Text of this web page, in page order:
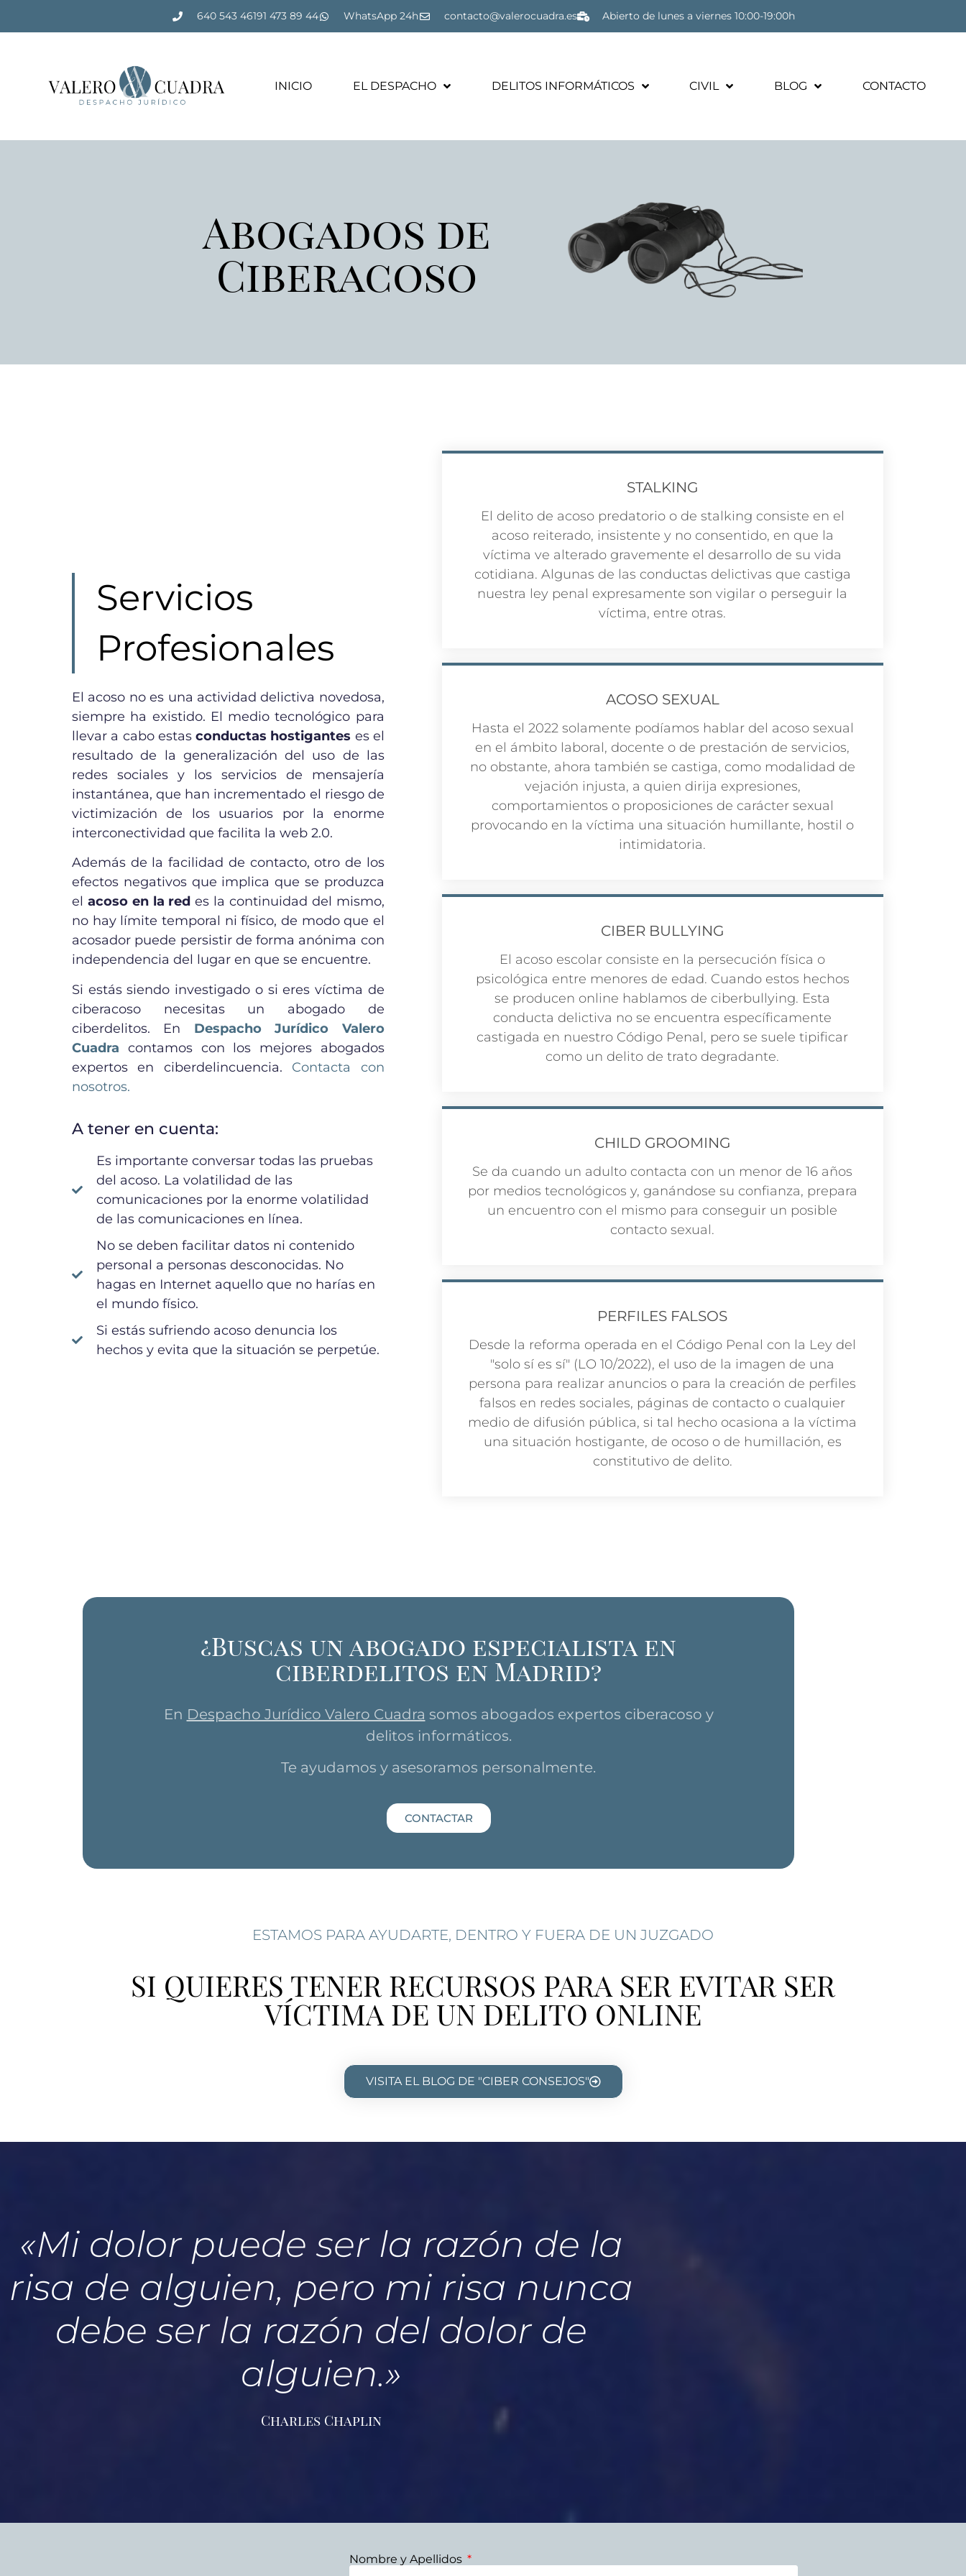
640 543 46191 473 89 44 WhatsApp 24h contacto@valerocuadra.es Abierto de lunes a viernes 10:00-19:00h
INICIO EL DESPACHO DELITOS INFORMÁTICOS CIVIL BLOG CONTACTO
Abogados de
Ciberacoso
Servicios
Profesionales
El acoso no es una actividad delictiva novedosa,
siempre ha existido. El medio tecnológico para
llevar a cabo estasconductas hostigantes es el
resultado de la generalización del uso de las
redes sociales y los servicios de mensajería
instantánea, que han incrementado el riesgo de
victimización de los usuarios por la enorme
interconectividad que facilita la web 2.0.
Además de la facilidad de contacto, otro de los
efectos negativos que implica que se produzca
el acoso en la red es la continuidad del mismo,
no hay límite temporal ni físico, de modo que el
acosador puede persistir de forma anónima con
independencia del lugar en que se encuentre.
Si estás siendo investigado o si eres víctima de
ciberacoso necesitas un abogado de
ciberdelitos. En Despacho Jurídico Valero
Cuadra contamos con los mejores abogados
expertos en ciberdelincuencia. Contacta con
nosotros.
A tener en cuenta:
Es importante conversar todas las pruebas
del acoso. La volatilidad de las
comunicaciones por la enorme volatilidad
de las comunicaciones en línea.
No se deben facilitar datos ni contenido
personal a personas desconocidas. No
hagas en Internet aquello que no harías en
el mundo físico.
Si estás sufriendo acoso denuncia los
hechos y evita que la situación se perpetúe.
STALKING
El delito de acoso predatorio o de stalking consiste en el
acoso reiterado, insistente y no consentido, en que la
víctima ve alterado gravemente el desarrollo de su vida
cotidiana. Algunas de las conductas delictivas que castiga
nuestra ley penal expresamente son vigilar o perseguir la
víctima, entre otras.
ACOSO SEXUAL
Hasta el 2022 solamente podíamos hablar del acoso sexual
en el ámbito laboral, docente o de prestación de servicios,
no obstante, ahora también se castiga, como modalidad de
vejación injusta, a quien dirija expresiones,
comportamientos o proposiciones de carácter sexual
provocando en la víctima una situación humillante, hostil o
intimidatoria.
CIBER BULLYING
El acoso escolar consiste en la persecución física o
psicológica entre menores de edad. Cuando estos hechos
se producen online hablamos de ciberbullying. Esta
conducta delictiva no se encuentra específicamente
castigada en nuestro Código Penal, pero se suele tipificar
como un delito de trato degradante.
CHILD GROOMING
Se da cuando un adulto contacta con un menor de 16 años
por medios tecnológicos y, ganándose su confianza, prepara
un encuentro con el mismo para conseguir un posible
contacto sexual.
PERFILES FALSOS
Desde la reforma operada en el Código Penal con la Ley del
"solo sí es sí" (LO 10/2022), el uso de la imagen de una
persona para realizar anuncios o para la creación de perfiles
falsos en redes sociales, páginas de contacto o cualquier
medio de difusión pública, si tal hecho ocasiona a la víctima
una situación hostigante, de ocoso o de humillación, es
constitutivo de delito.
¿Buscas un abogado especialista en
ciberdelitos en Madrid?
En Despacho Jurídico Valero Cuadra somos abogados expertos ciberacoso y
delitos informáticos.
Te ayudamos y asesoramos personalmente.
CONTACTAR
ESTAMOS PARA AYUDARTE, DENTRO Y FUERA DE UN JUZGADO
SI QUIERES TENER RECURSOS PARA SER EVITAR SER
VÍCTIMA DE UN DELITO ONLINE
VISITA EL BLOG DE "CIBER CONSEJOS"
«Mi dolor puede ser la razón de la
risa de alguien, pero mi risa nunca
debe ser la razón del dolor de
alguien.»
Charles Chaplin
Nombre y Apellidos